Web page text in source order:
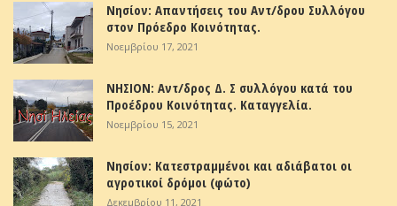
Νησίον: Απαντήσεις του Αντ/δρου Συλλόγου
στον Πρόεδρο Κοινότητας.
Νοεμβρίου 17, 2021
ΝΗΣΙΟΝ: Αντ/δρος Δ. Σ συλλόγου κατά του
Προέδρου Κοινότητας. Καταγγελία.
Νοεμβρίου 15, 2021
Νησίον: Κατεστραμμένοι και αδιάβατοι οι
αγροτικοί δρόμοι (φώτο)
Δεκεμβρίου 11, 2021